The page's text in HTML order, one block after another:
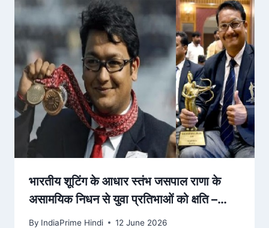
भारतीय शूटिंग के आधार स्तंभ जसपाल राणा के
असामयिक निधन से युवा प्रतिभाओं को क्षति –
totaltv.in
By IndiaPrime Hindi 12 June 2026